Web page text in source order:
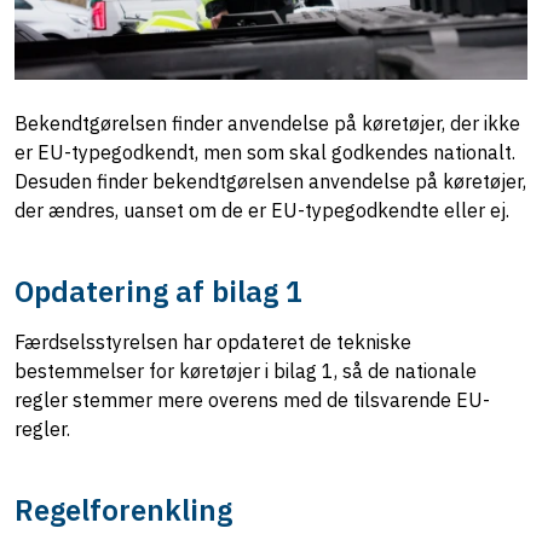
Bekendtgørelsen finder anvendelse på køretøjer, der ikke
er EU-typegodkendt, men som skal godkendes nationalt.
Desuden finder bekendtgørelsen anvendelse på køretøjer,
der ændres, uanset om de er EU-typegodkendte eller ej.
Opdatering af bilag 1
Færdselsstyrelsen har opdateret de tekniske
bestemmelser for køretøjer i bilag 1, så de nationale
regler stemmer mere overens med de tilsvarende EU-
regler.
Regelforenkling